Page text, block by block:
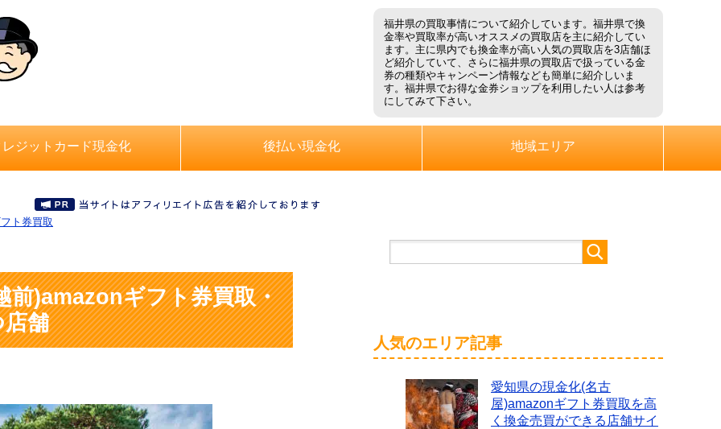
福井県の買取事情について紹介しています。福井県で換
金率や買取率が高いオススメの買取店を主に紹介してい
ます。主に県内でも換金率が高い人気の買取店を3店舗ほ
ど紹介していて、さらに福井県の買取店で扱っている金
券の種類やキャンペーン情報なども簡単に紹介しいま
す。福井県でお得な金券ショップを利用したい人は参考
にしてみて下さい。
ジットカード現金化 後払い現金化 地域エリア
ト券買取
前)amazonギフト券買取・
店舗
人気のエリア記事
愛知県の現金化(名古
屋)amazonギフト券買取を高
く換金売買ができる店舗サイ